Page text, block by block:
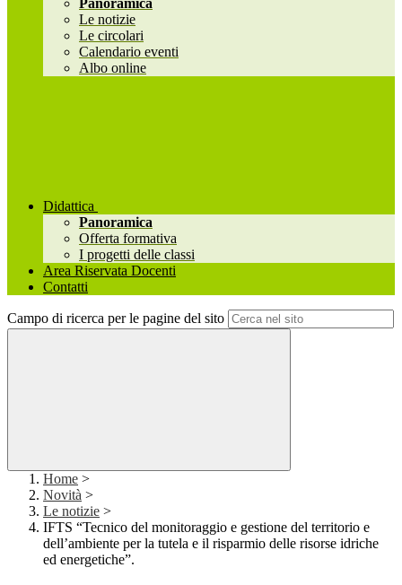
Panoramica
Le notizie
Le circolari
Calendario eventi
Albo online
Didattica
Panoramica
Offerta formativa
I progetti delle classi
Area Riservata Docenti
Contatti
Campo di ricerca per le pagine del sito
Home >
Novità >
Le notizie >
IFTS “Tecnico del monitoraggio e gestione del territorio e
dell’ambiente per la tutela e il risparmio delle risorse idriche
ed energetiche”.